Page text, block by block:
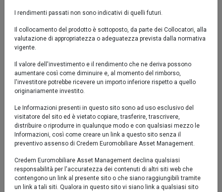
sviluppo/promozione di apparecchiature e servizi per
le comunicazioni (Settori IT e Communication
Services).
YTD
20 %
40 %
I rendimenti passati non sono indicativi di quelli futuri.
Il collocamento del prodotto è sottoposto, da parte dei Collocatori, alla
valutazione di appropriatezza o adeguatezza prevista dalla normativa
vigente.
Il valore dell'investimento e il rendimento che ne deriva possono
aumentare così come diminuire e, al momento del rimborso,
l'investitore potrebbe ricevere un importo inferiore rispetto a quello
originariamente investito.
Le Informazioni presenti in questo sito sono ad uso esclusivo del
visitatore del sito ed è vietato copiare, trasferire, trascrivere,
distribuire o riprodurre in qualunque modo e con qualsiasi mezzo le
Informazioni, così come creare un link a questo sito senza il
preventivo assenso di Credem Euromobiliare Asset Management.
Credem Euromobiliare Asset Management declina qualsiasi
responsabilità per l'accuratezza dei contenuti di altri siti web che
contengono un link al presente sito o che siano raggiungibili tramite
un link a tali siti. Qualora in questo sito vi siano link a qualsiasi sito